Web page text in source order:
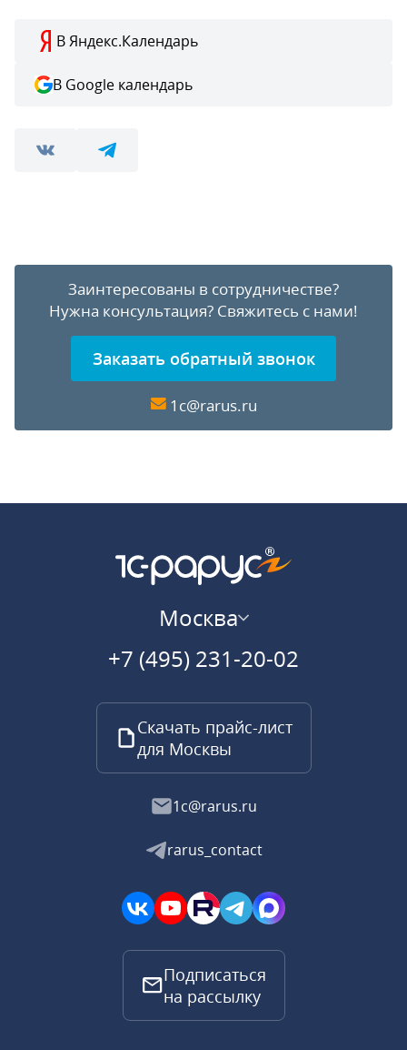
В Яндекс.Календарь
В Google календарь
Заинтересованы в сотрудничестве?
Нужна консультация? Свяжитесь с нами!
Заказать обратный звонок
1c@rarus.ru
Москва
+7 (495) 231-20-02
Скачать прайс-лист
для Москвы
1c@rarus.ru
rarus_contact
Подписаться
на рассылку